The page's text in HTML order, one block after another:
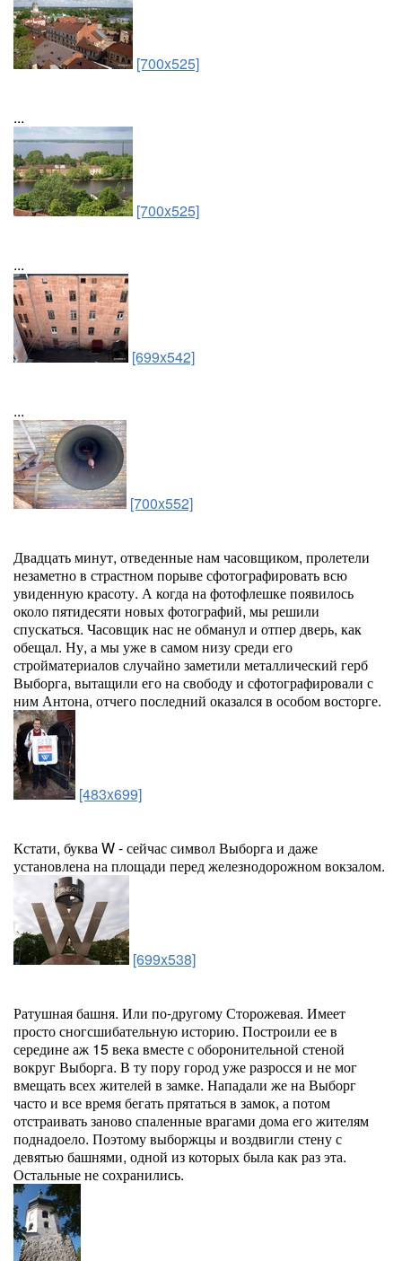
[700x525]
...
[700x525]
...
[699x542]
...
[700x552]
Двадцать минут, отведенные нам часовщиком, пролетели
незаметно в страстном порыве сфотографировать всю
увиденную красоту. А когда на фотофлешке появилось
около пятидесяти новых фотографий, мы решили
спускаться. Часовщик нас не обманул и отпер дверь, как
обещал. Ну, а мы уже в самом низу среди его
стройматериалов случайно заметили металлический герб
Выборга, вытащили его на свободу и сфотографировали с
ним Антона, отчего последний оказался в особом восторге.
[483x699]
Кстати, буква W - сейчас символ Выборга и даже
установлена на площади перед железнодорожном вокзалом.
[699x538]
Ратушная башня. Или по-другому Сторожевая. Имеет
просто сногсшибательную историю. Построили ее в
середине аж 15 века вместе с оборонительной стеной
вокруг Выборга. В ту пору город уже разросся и не мог
вмещать всех жителей в замке. Нападали же на Выборг
часто и все время бегать прятаться в замок, а потом
отстраивать заново спаленные врагами дома его жителям
поднадоело. Поэтому выборжцы и воздвигли стену с
девятью башнями, одной из которых была как раз эта.
Остальные не сохранились.